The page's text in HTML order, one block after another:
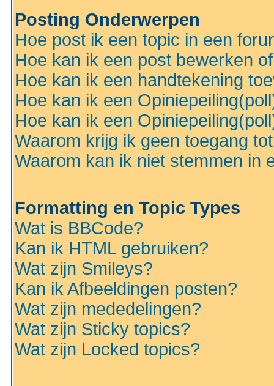
Posting Onderwerpen
Hoe post ik een topic in een
Hoe kan ik een post bewerken
Hoe kan ik een handtekening
Hoe kan ik een
Hoe kan ik een
Waarom krijg ik geen toegang
Waarom kan ik niet stemmen in
Formatting en Topic Types
Wat is BBCode?
Kan ik HTML gebruiken?
Wat zijn Smileys?
Kan ik Afbeeldingen posten?
Wat zijn mededelingen?
Wat zijn Sticky topics?
Wat zijn Locked topics?